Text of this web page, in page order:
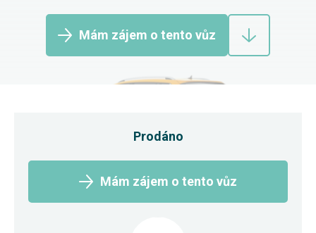
Mám zájem o tento vůz
Prodáno
Mám zájem o tento vůz